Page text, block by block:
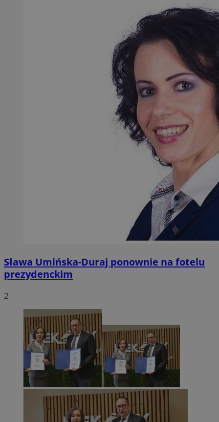
Sława Umińska-Duraj ponownie na fotelu
prezydenckim
2